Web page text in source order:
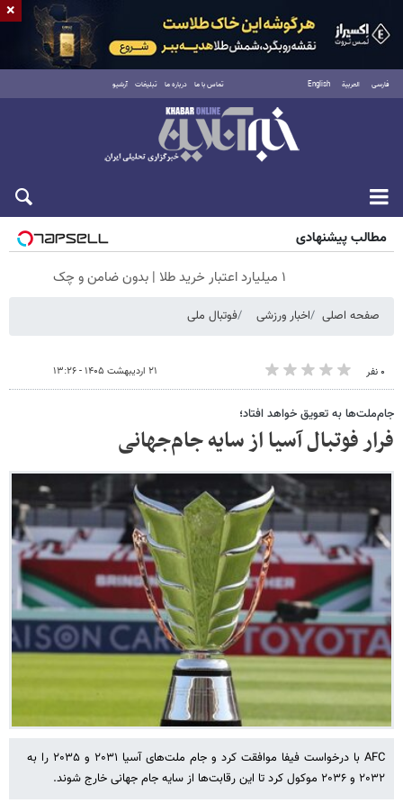
فارسی العربية English تماس با ما درباره ما تبلیغات آرشیو
شنبه ۱۷ مرداد ۱۴۰۵
مطالب پیشنهادی
۱ میلیارد اعتبار خرید طلا | بدون ضامن و چک
صفحه اصلی اخبار ورزشی فوتبال ملی
۰ نفر ۲۱ اردیبهشت ۱۴۰۵ - ۱۳:۲۶
جام‌ملت‌ها به تعویق خواهد افتاد؛
فرار فوتبال آسیا از سایه جام‌جهانی
AFC با درخواست فیفا موافقت کرد و جام ملت‌های آسیا ۲۰۳۱ و ۲۰۳۵ را به
۲۰۳۲ و ۲۰۳۶ موکول کرد تا این رقابت‌ها از سایه جام جهانی خارج شوند.
×